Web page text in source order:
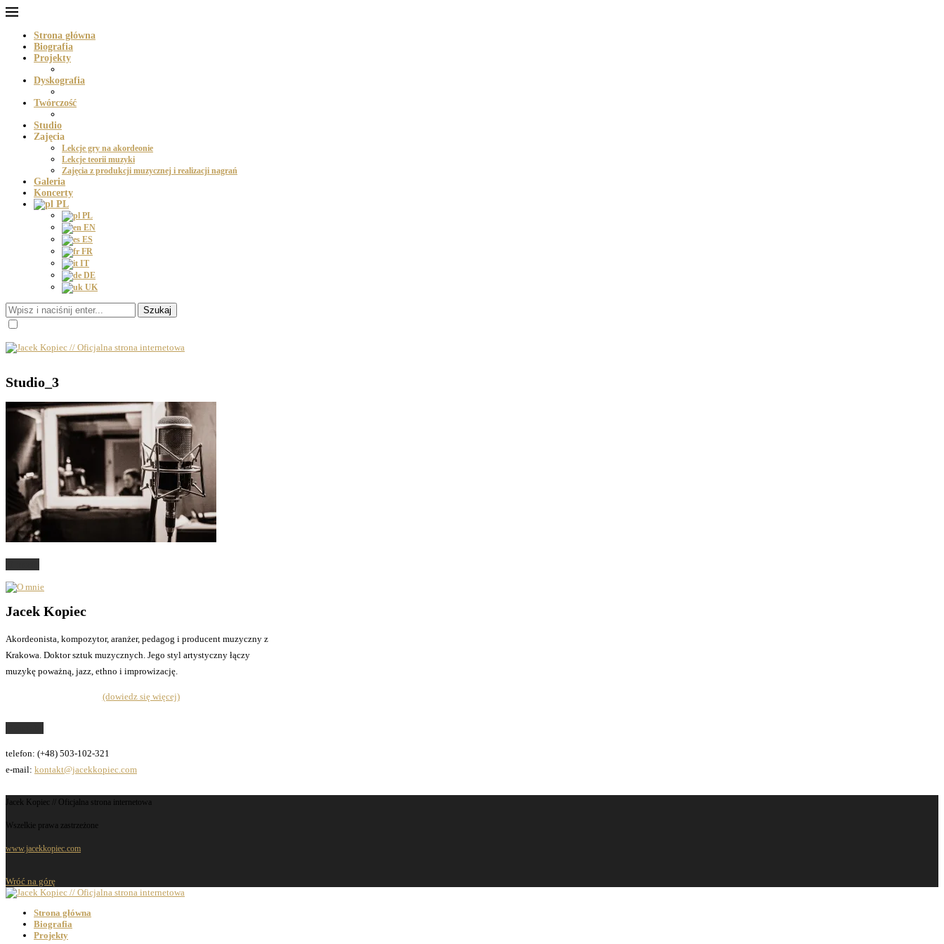
Strona główna
Biografia
Projekty
Dyskografia
Twórczość
Studio
Zajęcia
Lekcje gry na akordeonie
Lekcje teorii muzyki
Zajęcia z produkcji muzycznej i realizacji nagrań
Galeria
Koncerty
PL
PL
EN
ES
FR
IT
DE
UK
Szukaj
Studio_3
Jacek Kopiec
Akordeonista, kompozytor, aranżer, pedagog i producent muzyczny z
Krakowa. Doktor sztuk muzycznych. Jego styl artystyczny łączy
muzykę poważną, jazz, ethno i improwizację.
(dowiedz się więcej)
telefon: (+48) 503-102-321
e-mail: kontakt@jacekkopiec.com
Jacek Kopiec // Oficjalna strona internetowa
Wszelkie prawa zastrzeżone
www.jacekkopiec.com
Wróć na górę
Strona główna
Biografia
Projekty